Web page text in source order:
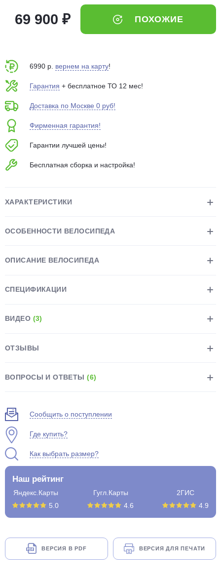
69 900 ₽ ПОХОЖИЕ
6990 р. вернем на карту!
Гарантия + бесплатное ТО 12 мес!
Доставка по Москве 0 руб!
Фирменная гарантия!
Гарантии лучшей цены!
Бесплатная сборка и настройка!
ХАРАКТЕРИСТИКИ
ОСОБЕННОСТИ ВЕЛОСИПЕДА
ОПИСАНИЕ ВЕЛОСИПЕДА
СПЕЦИФИКАЦИИ
ВИДЕО (3)
ОТЗЫВЫ
ВОПРОСЫ И ОТВЕТЫ(6)
Сообщить о поступлении
Где купить?
Как выбрать размер?
Наш рейтинг
Яндекс.Карты
5.0
Гугл.Карты
4.6
2ГИС
4.9
ВЕРСИЯ В PDF ВЕРСИЯ ДЛЯ ПЕЧАТИ
выбранный способом
75% будут
Подробнее
Остались вопросы?